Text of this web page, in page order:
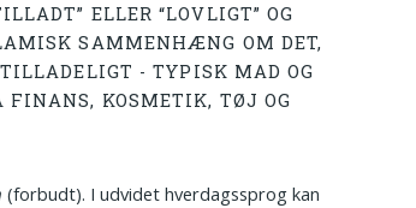
ELLER “LOVLIGT” OG
SAMMENHÆNG OM DET,
- TYPISK MAD OG
FINANS, KOSMETIK, TØJ OG
(forbudt). I udvidet hverdagssprog kan